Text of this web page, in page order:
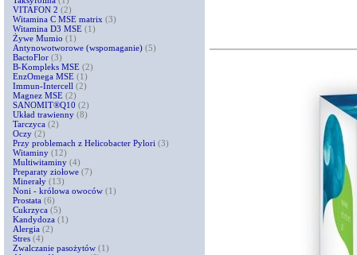
VITAFON 2 (2)
Witamina C MSE matrix (3)
Witamina D3 MSE (1)
Żywe Mumio (1)
Antynowotworowe (wspomaganie) (5)
BactoFlor (3)
B-Kompleks MSE (2)
EnzOmega MSE (1)
Immun-Intercell (2)
Magnez MSE (2)
SANOMIT®Q10 (2)
Układ trawienny (8)
Tarczyca (2)
Oczy (2)
Przy problemach z Helicobacter Pylori (3)
Witaminy (12)
Multiwitaminy (4)
Preparaty ziołowe (7)
Minerały (13)
Noni - królowa owoców (1)
Prostata (6)
Cukrzyca (5)
Kandydoza (1)
Alergia (2)
Stres (4)
Zwalczanie pasożytów (1)